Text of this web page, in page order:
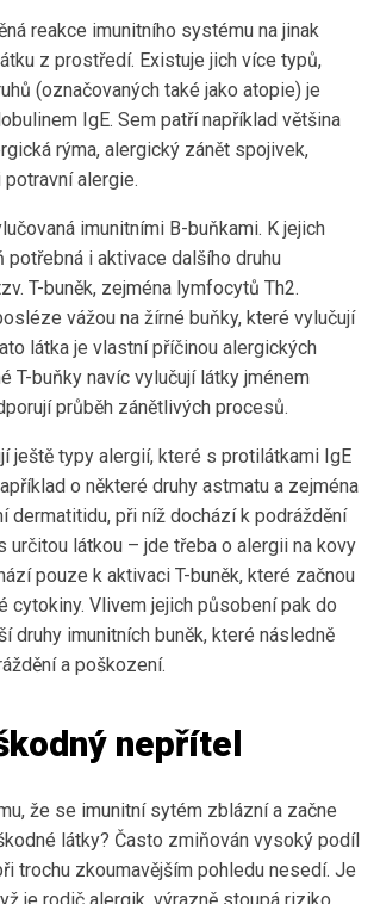
reakce imunitního systému na jinak
z prostředí. Existuje jich více typů,
(označovaných také jako atopie) je
IgE. Sem patří například většina
rýma, alergický zánět spojivek,
alergie.
imunitními B-buňkami. K jejich
potřebná i aktivace dalšího druhu
T-buněk, zejména lymfocytů Th2.
vážou na žírné buňky, které vylučují
látka je vlastní příčinou alergických
T-buňky navíc vylučují látky jménem
průběh zánětlivých procesů.
ještě typy alergií, které s protilátkami IgE
o některé druhy astmatu a zejména
dermatitidu, při níž dochází k podráždění
určitou látkou – jde třeba o alergii na kovy
pouze k aktivaci T-buněk, které začnou
cytokiny. Vlivem jejich působení pak do
druhy imunitních buněk, které následně
a poškození.
nepřítel
že se imunitní sytém zblázní a začne
látky? Často zmiňován vysoký podíl
trochu zkoumavějším pohledu nesedí. Je